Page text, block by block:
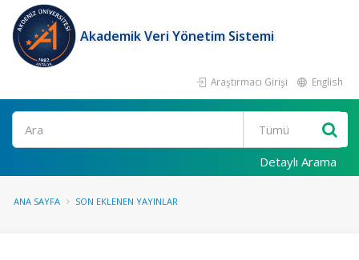
Akademik Veri Yönetim Sistemi
Araştırmacı Girişi English
Ara
Detaylı Arama
ANA SAYFA SON EKLENEN YAYINLAR